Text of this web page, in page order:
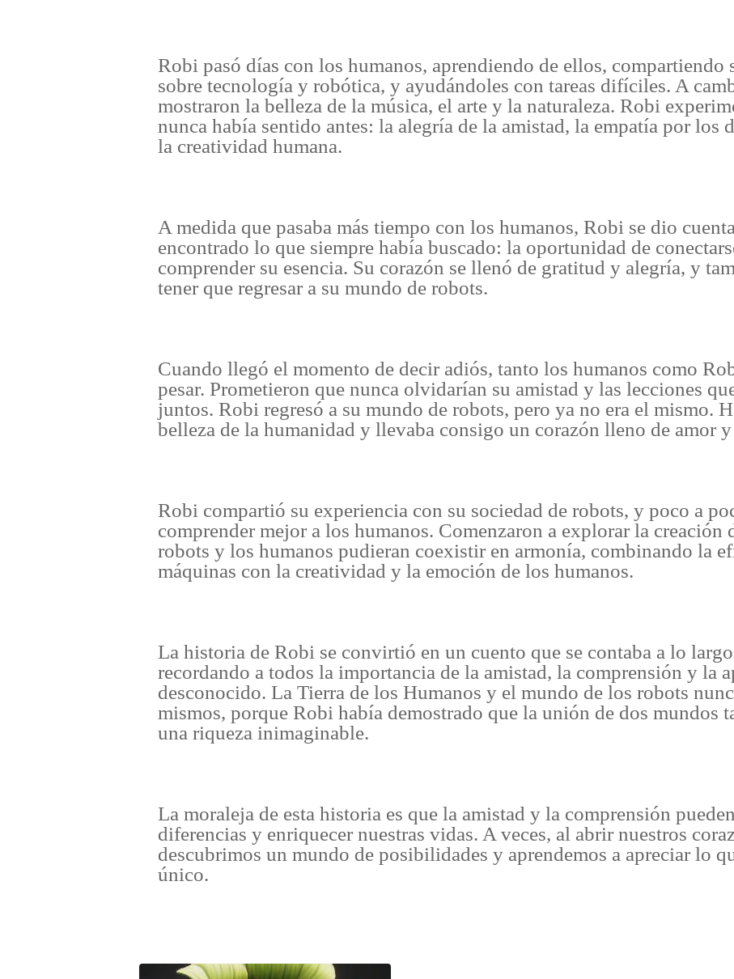
Robi pasó días con los humanos, aprendiendo de ellos, compartiendo
sobre tecnología y robótica, y ayudándoles con tareas difíciles. A
mostraron la belleza de la música, el arte y la naturaleza. Robi
nunca había sentido antes: la alegría de la amistad, la empatía por los
la creatividad humana.
A medida que pasaba más tiempo con los humanos, Robi se dio
encontrado lo que siempre había buscado: la oportunidad de
comprender su esencia. Su corazón se llenó de gratitud y alegría, y
tener que regresar a su mundo de robots.
Cuando llegó el momento de decir adiós, tanto los humanos como
pesar. Prometieron que nunca olvidarían su amistad y las lecciones
juntos. Robi regresó a su mundo de robots, pero ya no era el mismo.
belleza de la humanidad y llevaba consigo un corazón lleno de amor
Robi compartió su experiencia con su sociedad de robots, y poco a
comprender mejor a los humanos. Comenzaron a explorar la creación
robots y los humanos pudieran coexistir en armonía, combinando la
máquinas con la creatividad y la emoción de los humanos.
La historia de Robi se convirtió en un cuento que se contaba a lo
recordando a todos la importancia de la amistad, la comprensión y la
desconocido. La Tierra de los Humanos y el mundo de los robots
mismos, porque Robi había demostrado que la unión de dos mundos
una riqueza inimaginable.
La moraleja de esta historia es que la amistad y la comprensión
diferencias y enriquecer nuestras vidas. A veces, al abrir nuestros
descubrimos un mundo de posibilidades y aprendemos a apreciar lo
único.